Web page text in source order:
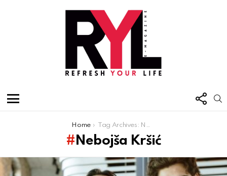
US
Home Tag Archives: Nebojša Kršić
Nebojša Kršić
Latest